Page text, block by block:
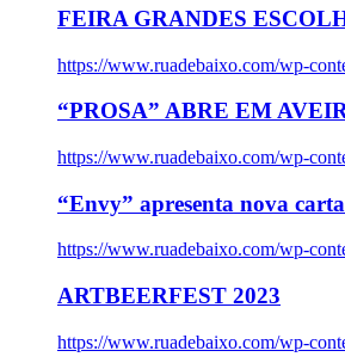
FEIRA GRANDES
https://www.ruadebaixo.com/wp-
“PROSA” ABRE EM
https://www.ruadebaixo.com/wp-
“Envy” apresenta nova
https://www.ruadebaixo.com/wp-
ARTBEERFEST 2023
https://www.ruadebaixo.com/wp-